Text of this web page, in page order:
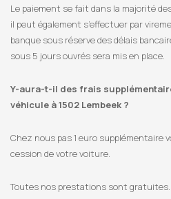
Le paiement se fait dans la majorité
il peut également s’effectuer par
banque sous réserve des délais
sous 5 jours ouvrés sera mis en place.
Y-aura-t-il des frais
véhicule à 1502 Lembeek ?
Chez nous pas 1 euro supplémentaire
cession de votre voiture.
Toutes nos prestations sont gratuites.